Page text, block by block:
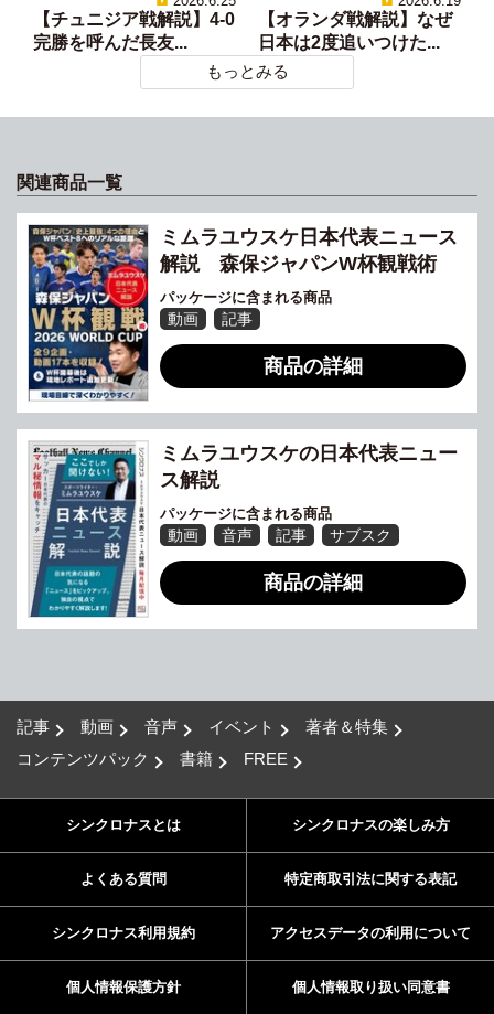
【チュニジア戦解説】4-0
完勝を呼んだ長友...
【オランダ戦解説】なぜ
日本は2度追いつけた...
もっとみる
関連商品一覧
ミムラユウスケ日本代表ニュース
解説 森保ジャパンW杯観戦術
パッケージに含まれる商品
動画 記事
商品の詳細
ミムラユウスケの日本代表ニュー
ス解説
パッケージに含まれる商品
動画 音声 記事 サブスク
商品の詳細
記事 動画 音声 イベント
著者＆特集
コンテンツパック
書籍 FREE
シンクロナスとは シンクロナスの楽しみ方
よくある質問 特定商取引法に関する表記
シンクロナス利用規約 アクセスデータの利用について
個人情報保護方針 個人情報取り扱い同意書